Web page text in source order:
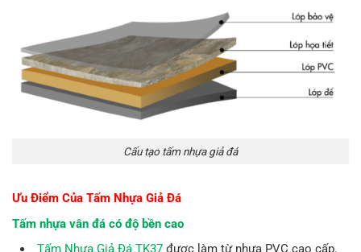
Cấu tạo tấm nhựa giả đá
Ưu Điểm Của Tấm Nhựa Giả Đá
Tấm nhựa vân đá có độ bền cao
Tấm Nhựa Giả Đá TK37 được làm từ nhựa PVC cao cấp.